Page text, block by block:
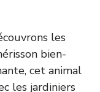
les
bien-
cet animal
les jardiniers